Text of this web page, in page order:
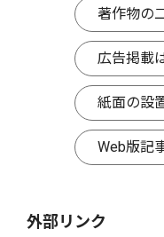
著作物の
広告掲載
紙面の設
Web版記
外部リンク